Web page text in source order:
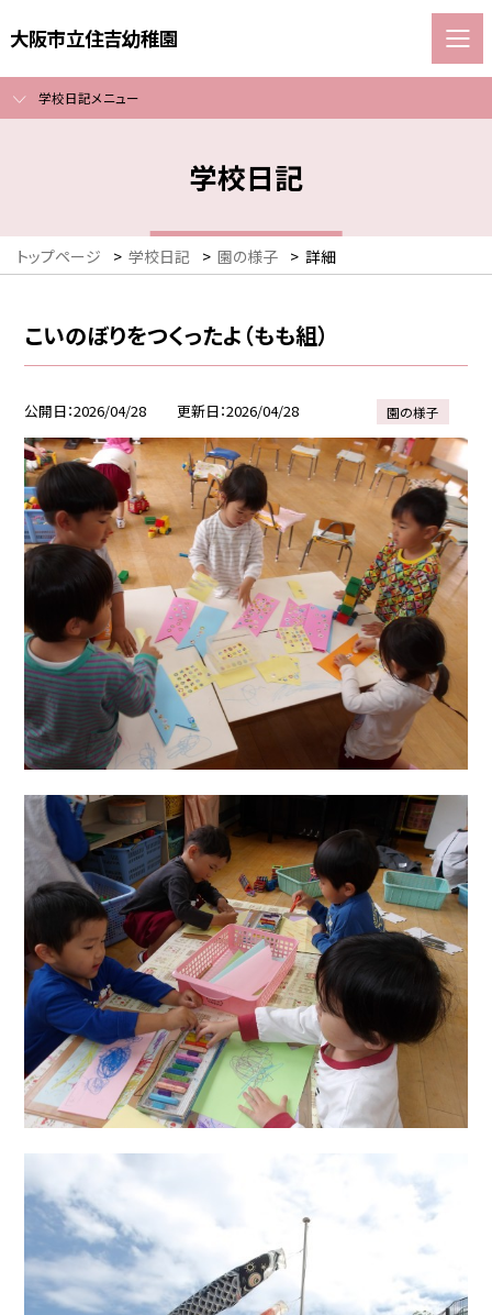
大阪市立住吉幼稚園
学校日記メニュー
学校日記
トップページ > 学校日記 > 園の様子 > 詳細
こいのぼりをつくったよ（もも組）
公開日 2026/04/28 更新日 2026/04/28 園の様子